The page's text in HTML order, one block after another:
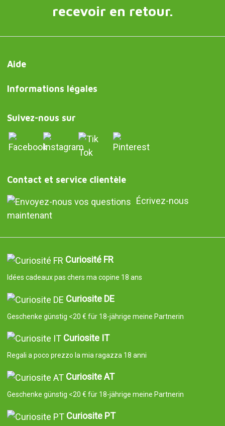
recevoir en retour.
Aide
Informations légales
Suivez-nous sur
Contact et service clientèle
Écrivez-nous
maintenant
Curiosité FR
Idées cadeaux pas chers ma copine 18 ans
Curiosite DE
Geschenke günstig <20 € für 18-jährige meine Partnerin
Curiosite IT
Regali a poco prezzo la mia ragazza 18 anni
Curiosite AT
Geschenke günstig <20 € für 18-jährige meine Partnerin
Curiosite PT